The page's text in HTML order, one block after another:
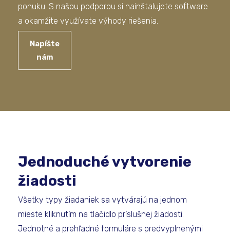
ponuku. S našou podporou si nainštalujete software
a okamžite využívate výhody riešenia.
Napíšte
nám
Jednoduché vytvorenie
žiadosti
Všetky typy žiadaniek sa vytvárajú na jednom
mieste kliknutím na tlačidlo príslušnej žiadosti.
Jednotné a prehľadné formuláre s predvyplnenými